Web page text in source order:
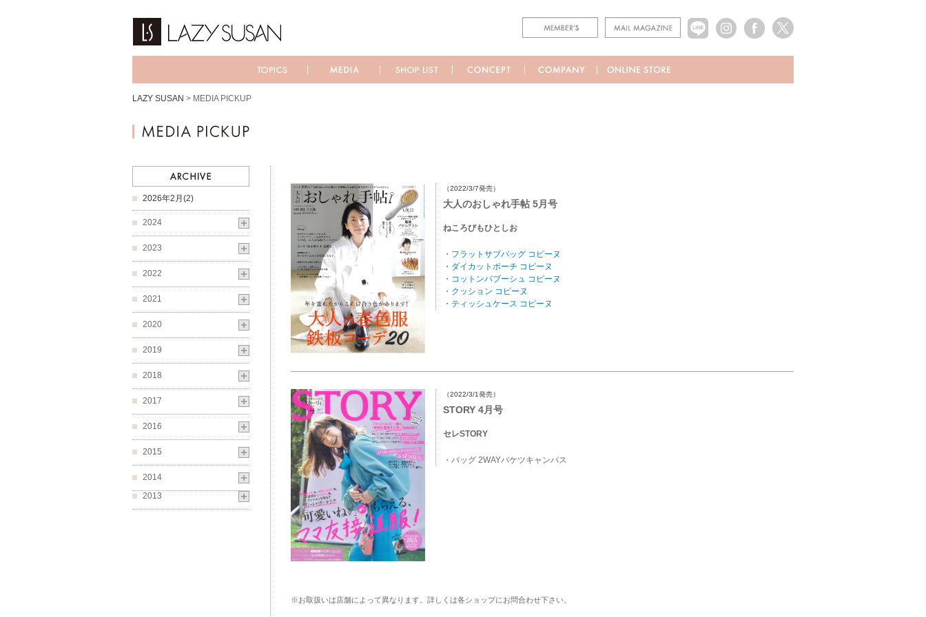
LAZY SUSAN > MEDIA PICKUP
2026年2月(2)
2024
2023
2022
2021
2020
2019
2018
2017
2016
2015
2014
2013
（2022/3/7発売）
大人のおしゃれ手帖 5月号
ねころびもひとしお
・フラットサブバッグ コピーヌ
・ダイカットポーチ コピーヌ
・コットンバブーシュ コピーヌ
・クッション コピーヌ
・ティッシュケース コピーヌ
（2022/3/1発売）
STORY 4月号
セレSTORY
・バッグ 2WAYバケツキャンバス
※お取扱いは店舗によって異なります。詳しくは各ショップにお問合わせ下さい。